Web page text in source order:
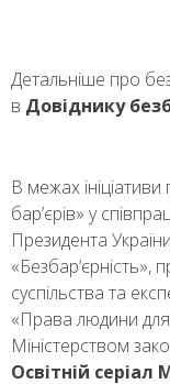
Детальніше про
в Довіднику
В межах
бар’єрів» у
Президента
«Безбар’єрність»,
суспільства та
«Права людини для
Міністерством
Освітній серіал